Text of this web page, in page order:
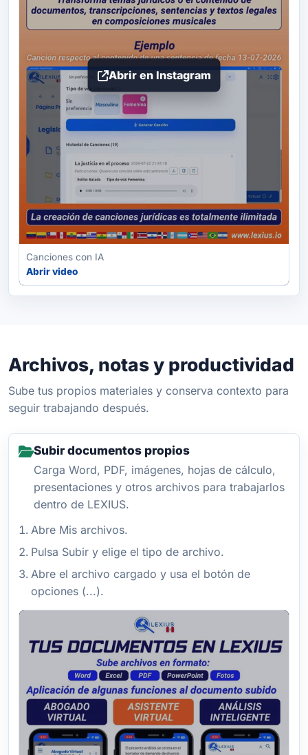
Abrir en Instagram
Canciones con IA
Abrir video
Archivos, notas y productividad
Sube tus propios materiales y conserva contexto para
seguir trabajando después.
Subir documentos propios
Carga Word, PDF, imágenes, hojas de cálculo,
presentaciones y otros archivos para trabajarlos
dentro de LEXIUS.
Abre Mis archivos.
Pulsa Subir y elige el tipo de archivo.
Abre el archivo cargado y usa el botón de
opciones (...).